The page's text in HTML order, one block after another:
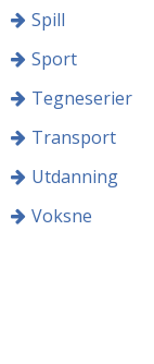
Spill
Sport
Tegneserier
Transport
Utdanning
Voksne